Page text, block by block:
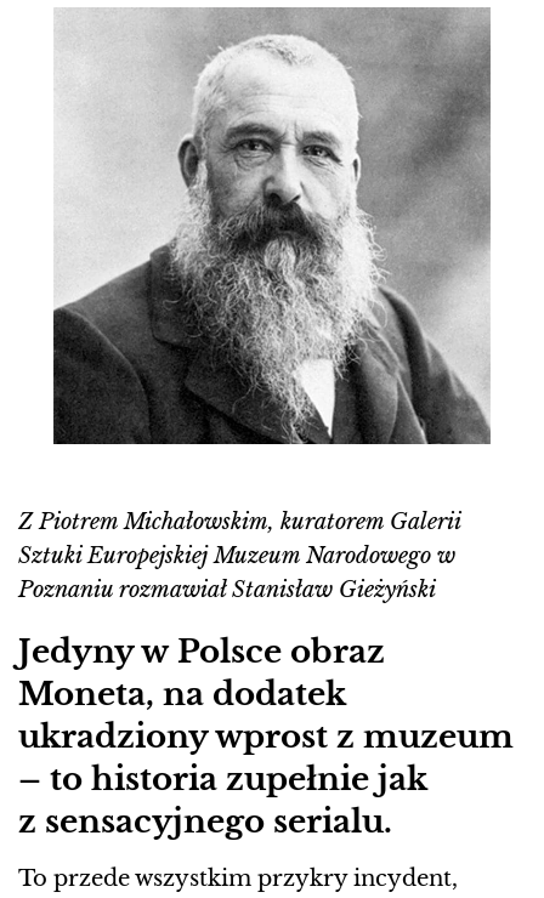
Z Piotrem Michałowskim, kuratorem Galerii
Sztuki Europejskiej Muzeum Narodowego w
Poznaniu rozmawiał Stanisław Gieżyński
Jedyny w Polsce obraz
Moneta, na dodatek
ukradziony wprost z muzeum
– to historia zupełnie jak
z sensacyjnego serialu.
To przede wszystkim przykry incydent,